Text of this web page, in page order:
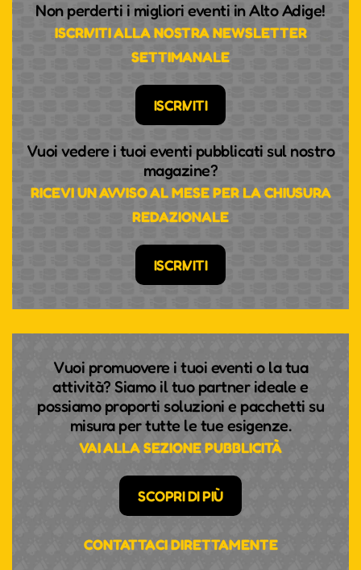
Non perderti i migliori eventi in Alto Adige!
ISCRIVITI ALLA NOSTRA NEWSLETTER
SETTIMANALE
ISCRIVITI
Vuoi vedere i tuoi eventi pubblicati sul nostro
magazine?
RICEVI UN AVVISO AL MESE PER LA CHIUSURA
REDAZIONALE
ISCRIVITI
Vuoi promuovere i tuoi eventi o la tua
attività? Siamo il tuo partner ideale e
possiamo proporti soluzioni e pacchetti su
misura per tutte le tue esigenze.
VAI ALLA SEZIONE PUBBLICITÀ
SCOPRI DI PIÙ
CONTATTACI DIRETTAMENTE